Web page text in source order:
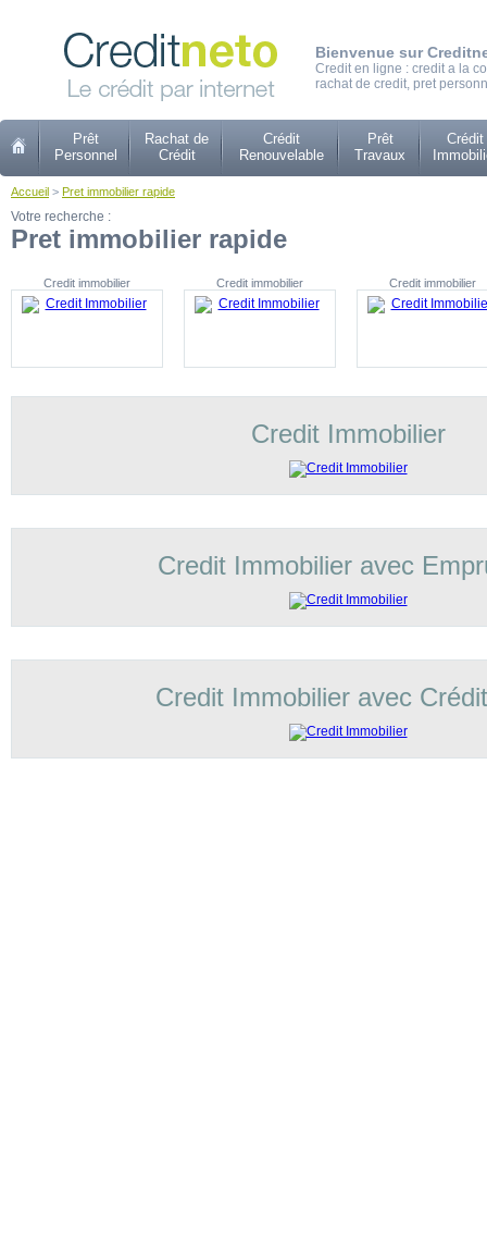
Bienvenue sur
Credit en ligne : credit a la
rachat de credit, pret
Prêt
Personnel
Rachat de
Crédit
Crédit
Renouvelable
Prêt
Travaux
Crédit
Accueil > Pret immobilier rapide
Votre recherche :
Pret immobilier rapide
Credit immobilier Credit immobilier Credit immobilier
Credit Immobilier
Credit Immobilier avec
Credit Immobilier avec